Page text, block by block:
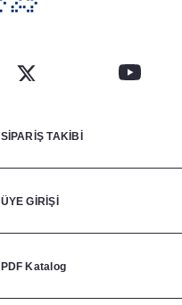
SİPARİŞ TAKİBİ
ÜYE GİRİŞİ
PDF Katalog